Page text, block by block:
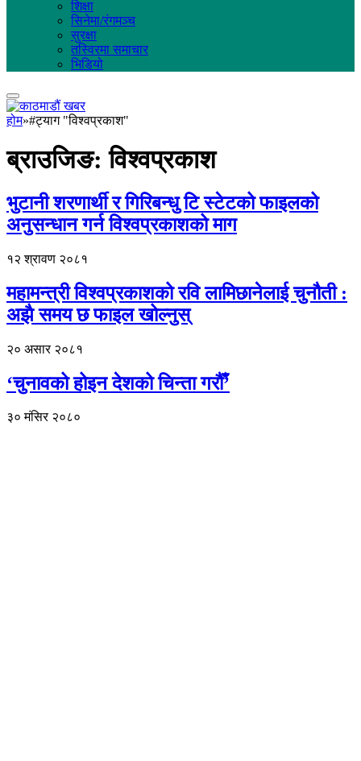
शिक्षा
सिनेमा/रंगमञ्च
सुरक्षा
तस्विरमा समाचार
भिडियो
होम»#ट्याग "विश्वप्रकाश"
ब्राउजिङ:विश्वप्रकाश
भुटानी शरणार्थी र गिरिबन्धु टि स्टेटको फाइलको
अनुसन्धान गर्न विश्वप्रकाशको माग
१२ श्रावण २०८१
महामन्त्री विश्वप्रकाशको रवि लामिछानेलाई चुनौती :
अझै समय छ फाइल खोल्नुस्
२० असार २०८१
‘चुनावको होइन देशको चिन्ता गरौँ’
३० मंसिर २०८०